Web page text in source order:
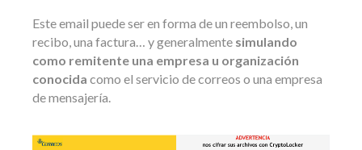
Este email puede ser en forma de un reembolso, un
recibo, una factura… y generalmente simulando
como remitente una empresa u organización
conocida como el servicio de correos o una empresa
de mensajería.